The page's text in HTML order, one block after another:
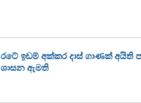
රටේ ඉඩම් අක්කර දාස් ගාණක්
ශාසන ඇමති